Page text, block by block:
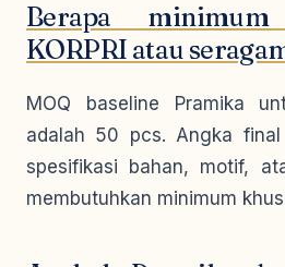
Berapa
KORPRI atau
MOQ baseline Pramika
adalah 50 pcs. Angka
spesifikasi bahan, motif,
membutuhkan minimum